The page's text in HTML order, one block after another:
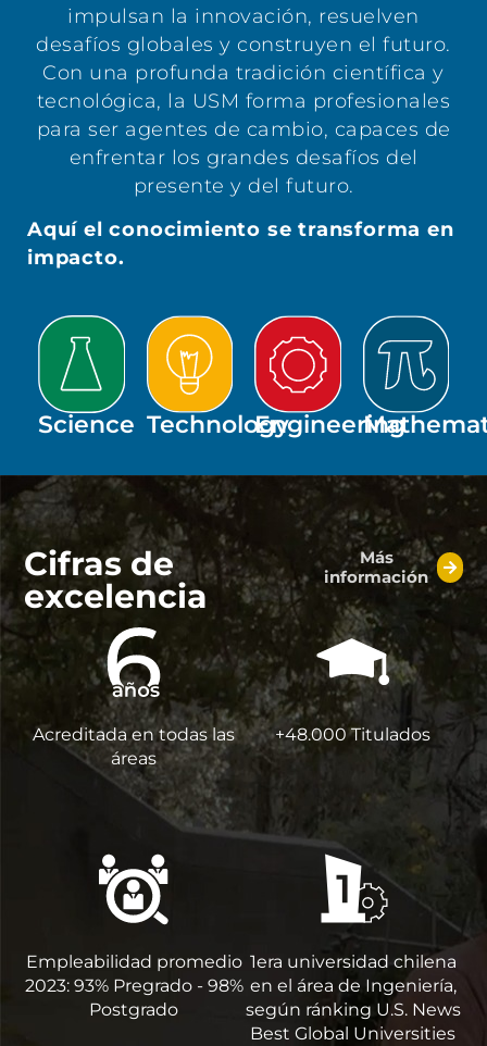
impulsan la innovación, resuelven
desafíos globales y construyen el futuro.
Con una profunda tradición científica y
tecnológica, la USM forma profesionales
para ser agentes de cambio, capaces de
enfrentar los grandes desafíos del
presente y del futuro.
Aquí el conocimiento se transforma en
impacto.
Science TechnologyEngineering
Cifras de
excelencia
Más
información
Acreditada en todas las
áreas
+48.000 Titulados
Empleabilidad promedio
2023: 93% Pregrado - 98%
Postgrado
1era universidad chilena
en el área de Ingeniería,
según ránking U.S. News
Best Global Universities